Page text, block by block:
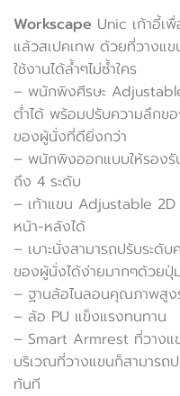
Workscape Unic เก้าอี้เ
แล้วสเปคเทพ ด้วยที่วางแ
ใช้งานได้ล้ำๆไม่ซ้ำใคร
– พนักพิงศีรษะ
ต่ำได้ พร้อมปรับความลึกข
ของผู้นั่งที่ดียิ่งกว่า
– พนักพิงออกแบบให้รองรั
ถึง 4 ระดับ
– เท้าแขน Adjustable
หน้า-หลังได้
– เบาะนั่งสามารถปรับระดั
ของผู้นั่งได้ง่ายมากๆด้วยปุ่
– ฐานล้อไนลอนคุณภาพสู
– ล้อ PU แข็งแรงทนทาน
– Smart Armrest ที่วางแ
บริเวณที่วางแขนก็สามารถ
ทันที